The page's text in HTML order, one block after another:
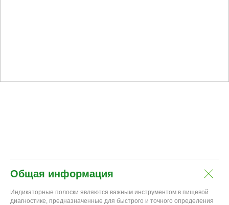
Общая информация
Индикаторные полоски являются важным инструментом в пищевой
диагностике, предназначенные для быстрого и точного определения